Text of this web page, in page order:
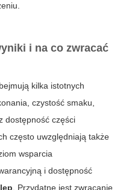
i na co zwracać
kilka istotnych
czystość smaku,
dostępność części
często uwzględniają także
wsparcia
i dostępność
. Przydatne jest zwracanie